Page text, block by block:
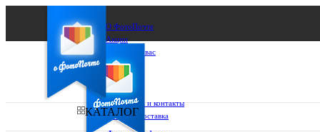
О ФотоПочте
Акции
Сделаем за вас
Бизнесу
FAQ
Франшиза
Поддержка и контакты
Оплата и доставка
КАТАЛОГ